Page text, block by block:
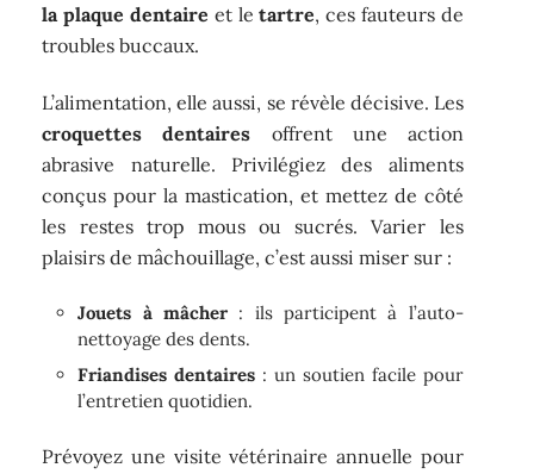
la plaque dentaire et letartre, ces fauteurs de
troubles buccaux.
L’alimentation, elle aussi, se révèle décisive. Les
croquettes dentaires offrent une action
abrasive naturelle. Privilégiez des aliments
conçus pour la mastication, et mettez de côté
les restes trop mous ou sucrés. Varier les
plaisirs de mâchouillage, c’est aussi miser sur :
Jouets à mâcher : ils participent à l’auto-
nettoyage des dents.
Friandises dentaires : un soutien facile pour
l’entretien quotidien.
Prévoyez une visite vétérinaire annuelle pour